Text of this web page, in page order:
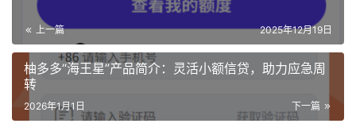
上一篇 2025年12月19日
柚多多“海王星”产品简介：灵活小额信贷，助力应急周
转
下一篇
2026年1月1日